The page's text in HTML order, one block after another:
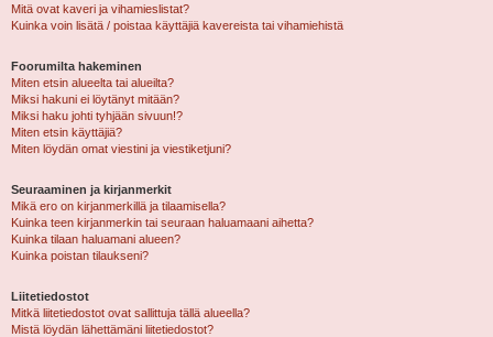
Mitä ovat kaveri ja vihamieslistat?
Kuinka voin lisätä / poistaa käyttäjiä kavereista tai vihamiehistä
Foorumilta hakeminen
Miten etsin alueelta tai alueilta?
Miksi hakuni ei löytänyt mitään?
Miksi haku johti tyhjään sivuun!?
Miten etsin käyttäjiä?
Miten löydän omat viestini ja viestiketjuni?
Seuraaminen ja kirjanmerkit
Mikä ero on kirjanmerkillä ja tilaamisella?
Kuinka teen kirjanmerkin tai seuraan haluamaani aihetta?
Kuinka tilaan haluamani alueen?
Kuinka poistan tilaukseni?
Liitetiedostot
Mitkä liitetiedostot ovat sallittuja tällä alueella?
Mistä löydän lähettämäni liitetiedostot?